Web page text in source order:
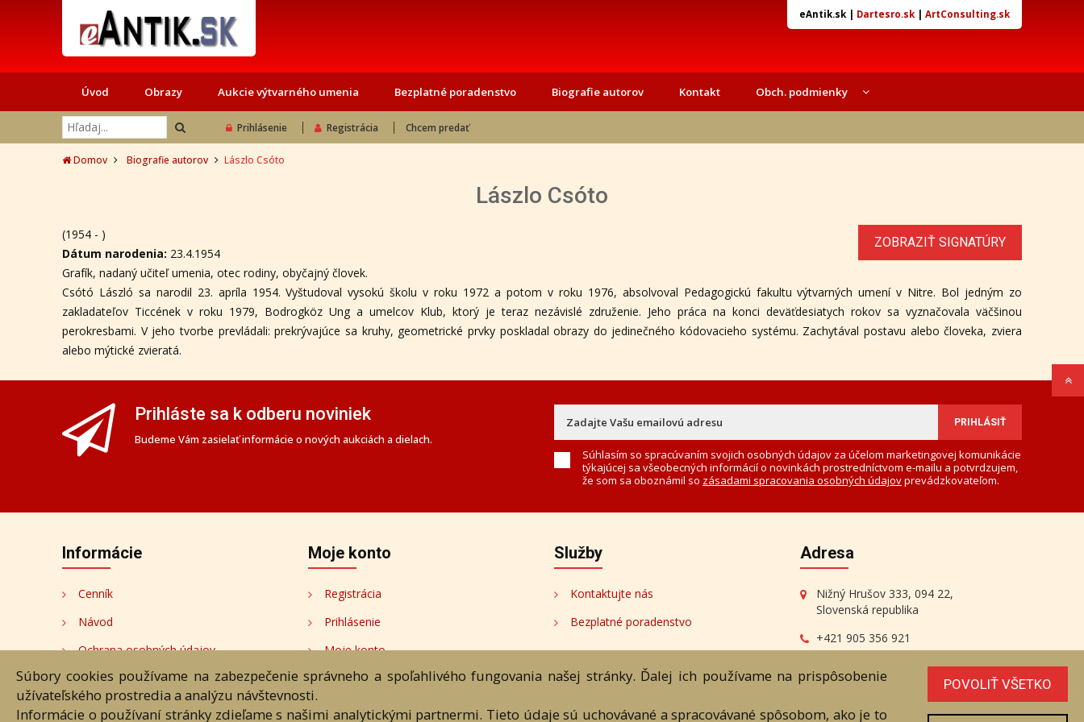
eAntik.sk| Dartesro.sk| ArtConsulting.sk
Úvod Obrazy Aukcie výtvarného umenia Bezplatné poradenstvo Biografie autorov Kontakt Obch. podmienky
Prihlásenie Registrácia Chcem predať
Domov Biografie autorov Lászlo Csóto
Lászlo Csóto
ZOBRAZIŤ SIGNATÚRY
(1954 - )
Dátum narodenia: 23.4.1954
Grafík, nadaný učiteľ umenia, otec rodiny, obyčajný človek.
Csótó László sa narodil 23. apríla 1954. Vyštudoval vysokú školu v roku 1972 a potom v roku 1976, absolvoval Pedagogickú fakultu výtvarných umení v Nitre. Bol jedným zo
zakladateľov Ticcének v roku 1979, Bodrogköz Ung a umelcov Klub, ktorý je teraz nezávislé združenie. Jeho práca na konci deväťdesiatych rokov sa vyznačovala väčšinou
perokresbami. V jeho tvorbe prevládali: prekrývajúce sa kruhy, geometrické prvky poskladal obrazy do jedinečného kódovacieho systému. Zachytával postavu alebo človeka, zviera
alebo mýtické zvieratá.
Prihláste sa k odberu noviniek
Budeme Vám zasielať informácie o nových aukciách a dielach.
Súhlasím so spracúvaním svojich osobných údajov za účelom marketingovej komunikácie
týkajúcej sa všeobecných informácií o novinkách prostredníctvom e-mailu a potvrdzujem,
že som sa oboznámil so zásadami spracovania osobných údajovprevádzkovateľom.
Informácie
Cenník
Návod
Ochrana osobných údajov
Cookies
Nastavenia cookies
Moje konto
Registrácia
Prihlásenie
Moje konto
Moji autori
Služby
Kontaktujte nás
Bezplatné poradenstvo
Adresa
Nižný Hrušov 333, 094 22,
Slovenská republika
+421 905 356 921
+421 905 959 101
eantik@eantik.sk
Súbory cookies používame na zabezpečenie správneho a spoľahlivého fungovania našej stránky. Ďalej ich používame na prispôsobenie
užívateľského prostredia a analýzu návštevnosti.
Informácie o používaní stránky zdieľame s našimi analytickými partnermi. Tieto údaje sú uchovávané a spracovávané spôsobom, ako je to
POVOLIŤ VŠETKO